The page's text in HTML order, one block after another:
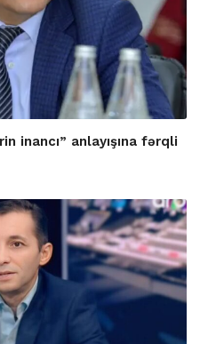
inancı” anlayışına fərqli